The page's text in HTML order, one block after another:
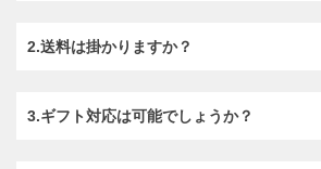
2.送料は掛かりますか？
3.ギフト対応は可能でしょうか？